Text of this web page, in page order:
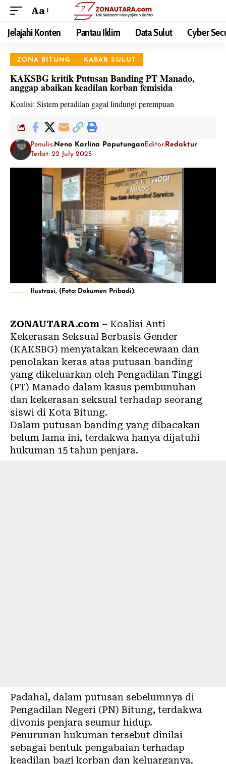
Aa
Jelajahi Konten Pantau Iklim Data Sulut Cyber
ZONA BITUNG KABAR SULUT
KAKSBG kritik Putusan Banding PT Manado,
anggap abaikan keadilan korban femisida
Koalisi: Sistem peradilan gagal lindungi perempuan
Penulis:Neno Karlina PaputunganEditor:Redaktur
Terbit: 22 July 2025
Ilustrasi, (Foto: Dokumen Pribadi).
ZONAUTARA.com – Koalisi Anti
Kekerasan Seksual Berbasis Gender
(KAKSBG) menyatakan kekecewaan dan
penolakan keras atas putusan banding
yang dikeluarkan oleh Pengadilan Tinggi
(PT) Manado dalam kasus pembunuhan
dan kekerasan seksual terhadap seorang
siswi di Kota Bitung.
Dalam putusan banding yang dibacakan
belum lama ini, terdakwa hanya dijatuhi
hukuman 15 tahun penjara.
Padahal, dalam putusan sebelumnya di
Pengadilan Negeri (PN) Bitung, terdakwa
divonis penjara seumur hidup.
Penurunan hukuman tersebut dinilai
sebagai bentuk pengabaian terhadap
keadilan bagi korban dan keluarganya.